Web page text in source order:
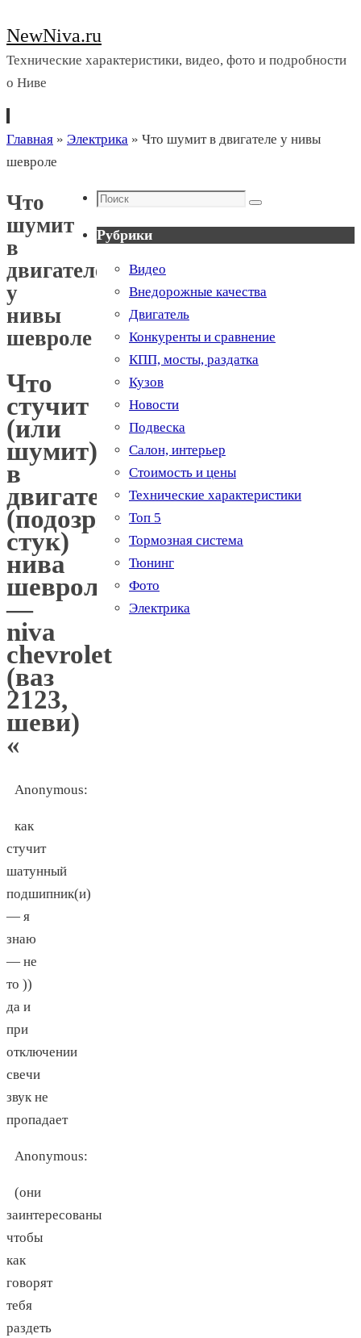
NewNiva.ru
Технические характеристики, видео, фото и подробности
о Ниве
Перейти
к
Главная » Электрика » Что шумит в двигателе у нивы
шевроле
Что
шумит
в
двигателе
у
нивы
шевроле
Что
стучит
(или
шумит)
в
двигателе
(подозрительный
стук)
нива
шевроле
—
niva
chevrolet
(ваз
2123,
шеви)
«
Anonymous:
как
стучит
шатунный
подшипник(и)
— я
знаю
— не
то ))
да и
при
отключении
свечи
звук не
пропадает
Anonymous:
(они
заинтересованы
чтобы
как
говорят
тебя
раздеть
Поиск
Поиск
Рубрики
Видео
Внедорожные качества
Двигатель
Конкуренты и сравнение
КПП, мосты, раздатка
Кузов
Новости
Подвеска
Салон, интерьер
Стоимость и цены
Технические характеристики
Топ 5
Тормозная система
Тюнинг
Фото
Электрика